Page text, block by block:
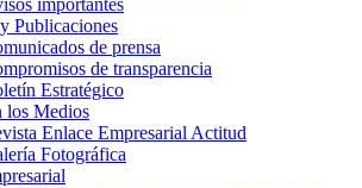
Publicaciones
de prensa
de transparencia
Estratégico
los Medios
Enlace Empresarial Actitud
Fotográfica